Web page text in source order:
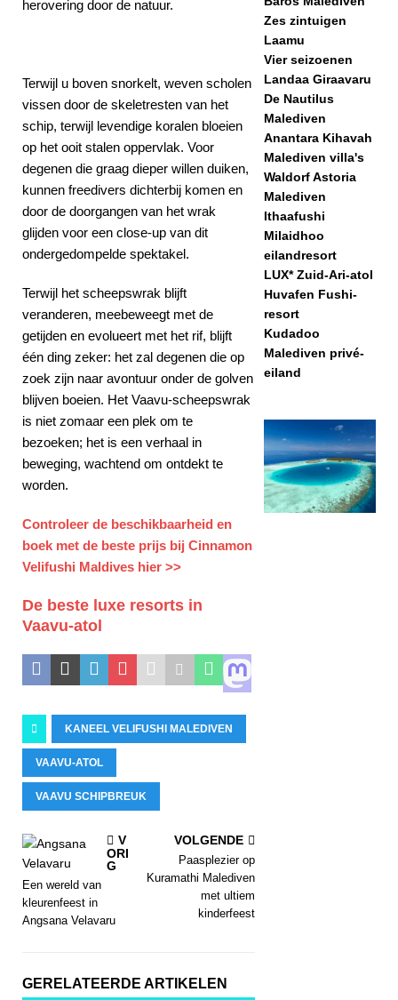
herovering door de natuur.
Terwijl u boven snorkelt, weven scholen
vissen door de skeletresten van het
schip, terwijl levendige koralen bloeien
op het ooit stalen oppervlak. Voor
degenen die graag dieper willen duiken,
kunnen freedivers dichterbij komen en
door de doorgangen van het wrak
glijden voor een close-up van dit
ondergedompelde spektakel.
Terwijl het scheepswrak blijft
veranderen, meebeweegt met de
getijden en evolueert met het rif, blijft
één ding zeker: het zal degenen die op
zoek zijn naar avontuur onder de golven
blijven boeien. Het Vaavu-scheepswrak
is niet zomaar een plek om te
bezoeken; het is een verhaal in
beweging, wachtend om ontdekt te
worden.
Controleer de beschikbaarheid en
boek met de beste prijs bij Cinnamon
Velifushi Maldives hier >>
De beste luxe resorts in
Vaavu-atol
KANEEL VELIFUSHI MALEDIVEN
VAAVU-ATOL
VAAVU SCHIPBREUK
V
ORI
G
Een wereld van
kleurenfeest in
Angsana Velavaru
VOLGENDE
Paasplezier op
Kuramathi Malediven
met ultiem
kinderfeest
GERELATEERDE ARTIKELEN
Zes zintuigen
Laamu
Vier seizoenen
Landaa Giraavaru
De Nautilus
Malediven
Anantara Kihavah
Malediven villa's
Waldorf Astoria
Malediven
Ithaafushi
Milaidhoo
eilandresort
LUX* Zuid-Ari-atol
Huvafen Fushi-
resort
Kudadoo
Malediven privé-
eiland